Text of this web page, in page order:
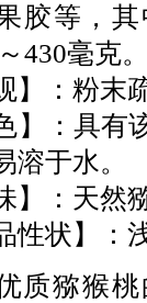
胶等，
430毫克
】：粉
】：具
溶于水。
】：天然
性状】：
质猕猴